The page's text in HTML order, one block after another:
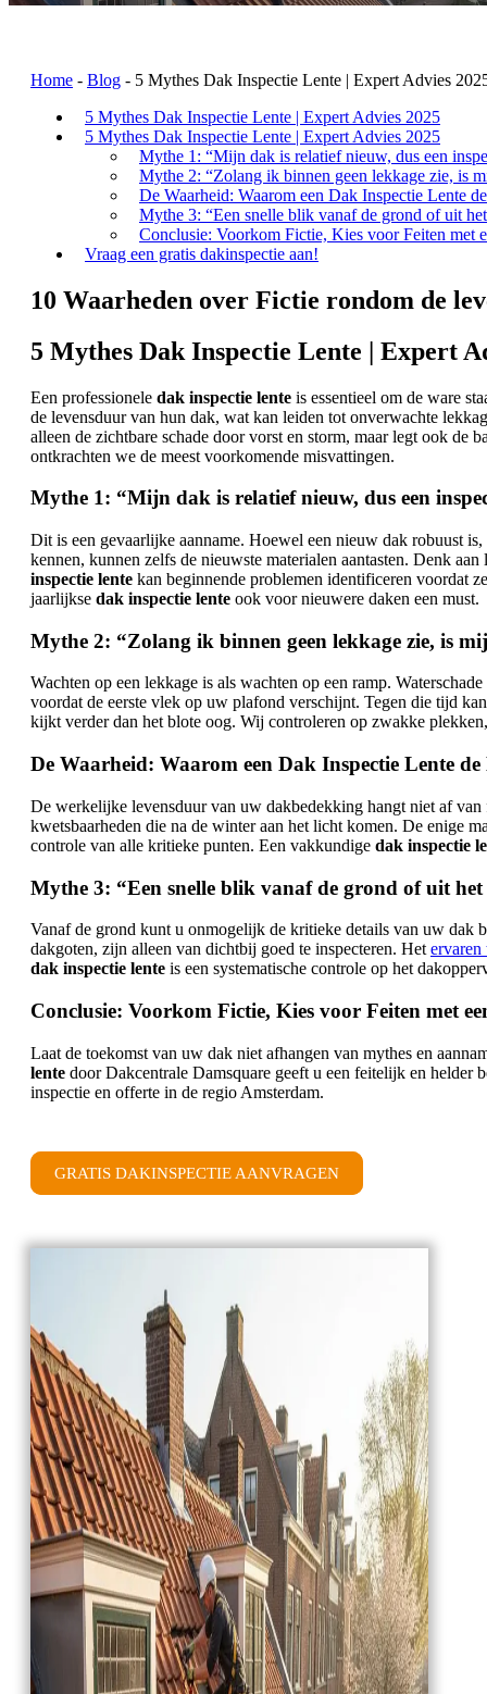
Home - Blog - 5 Mythes Dak Inspectie Lente | Expert Advies
5 Mythes Dak Inspectie Lente | Expert Advies 2025
5 Mythes Dak Inspectie Lente | Expert Advies 2025
Mythe 1: “Mijn dak is relatief nieuw, dus een
Mythe 2: “Zolang ik binnen geen lekkage zie, is
De Waarheid: Waarom een Dak Inspectie Lente
Mythe 3: “Een snelle blik vanaf de grond of uit
Conclusie: Voorkom Fictie, Kies voor Feiten met
Vraag een gratis dakinspectie aan!
10 Waarheden over Fictie rondom de
5 Mythes Dak Inspectie Lente | Expert
Een professionele dak inspectie lente is essentieel om de ware
de levensduur van hun dak, wat kan leiden tot onverwachte
alleen de zichtbare schade door vorst en storm, maar legt ook
ontkrachten we de meest voorkomende misvattingen.
Mythe 1: “Mijn dak is relatief nieuw, dus een
Dit is een gevaarlijke aanname. Hoewel een nieuw dak robuust
kennen, kunnen zelfs de nieuwste materialen aantasten. Denk
inspectie lente kan beginnende problemen identificeren voordat
jaarlijkse dak inspectie lente ook voor nieuwere daken een must.
Mythe 2: “Zolang ik binnen geen lekkage zie, is
Wachten op een lekkage is als wachten op een ramp.
voordat de eerste vlek op uw plafond verschijnt. Tegen die tijd
kijkt verder dan het blote oog. Wij controleren op zwakke
De Waarheid: Waarom een Dak Inspectie Lente
De werkelijke levensduur van uw dakbedekking hangt niet af
kwetsbaarheden die na de winter aan het licht komen. De enige
controle van alle kritieke punten. Een vakkundige dak inspectie
Mythe 3: “Een snelle blik vanaf de grond of uit
Vanaf de grond kunt u onmogelijk de kritieke details van uw dak
dakgoten, zijn alleen van dichtbij goed te inspecteren. Het ervaren
dak inspectie lente is een systematische controle op het
Conclusie: Voorkom Fictie, Kies voor Feiten met
Laat de toekomst van uw dak niet afhangen van mythes en
lente door Dakcentrale Damsquare geeft u een feitelijk en
inspectie en offerte in de regio Amsterdam.
GRATIS DAKINSPECTIE AANVRAGEN